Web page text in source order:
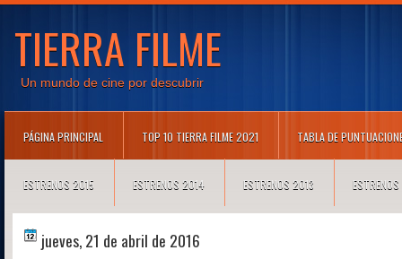
TIERRA FILME
Un mundo de cine por descubrir
PÁGINA PRINCIPAL TOP 10 TIERRA FILME 2021 TABLA DE
ESTRENOS 2015 ESTRENOS 2014 ESTRENOS 2013
jueves, 21 de abril de 2016